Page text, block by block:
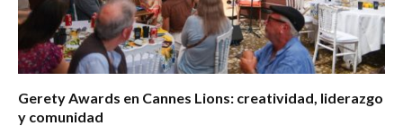
Gerety Awards en Cannes Lions: creatividad, liderazgo
y comunidad